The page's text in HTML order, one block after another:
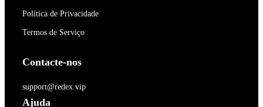
Política de Privacidade
Termos de Serviço
Contacte-nos
support@redex.vip
Ajuda